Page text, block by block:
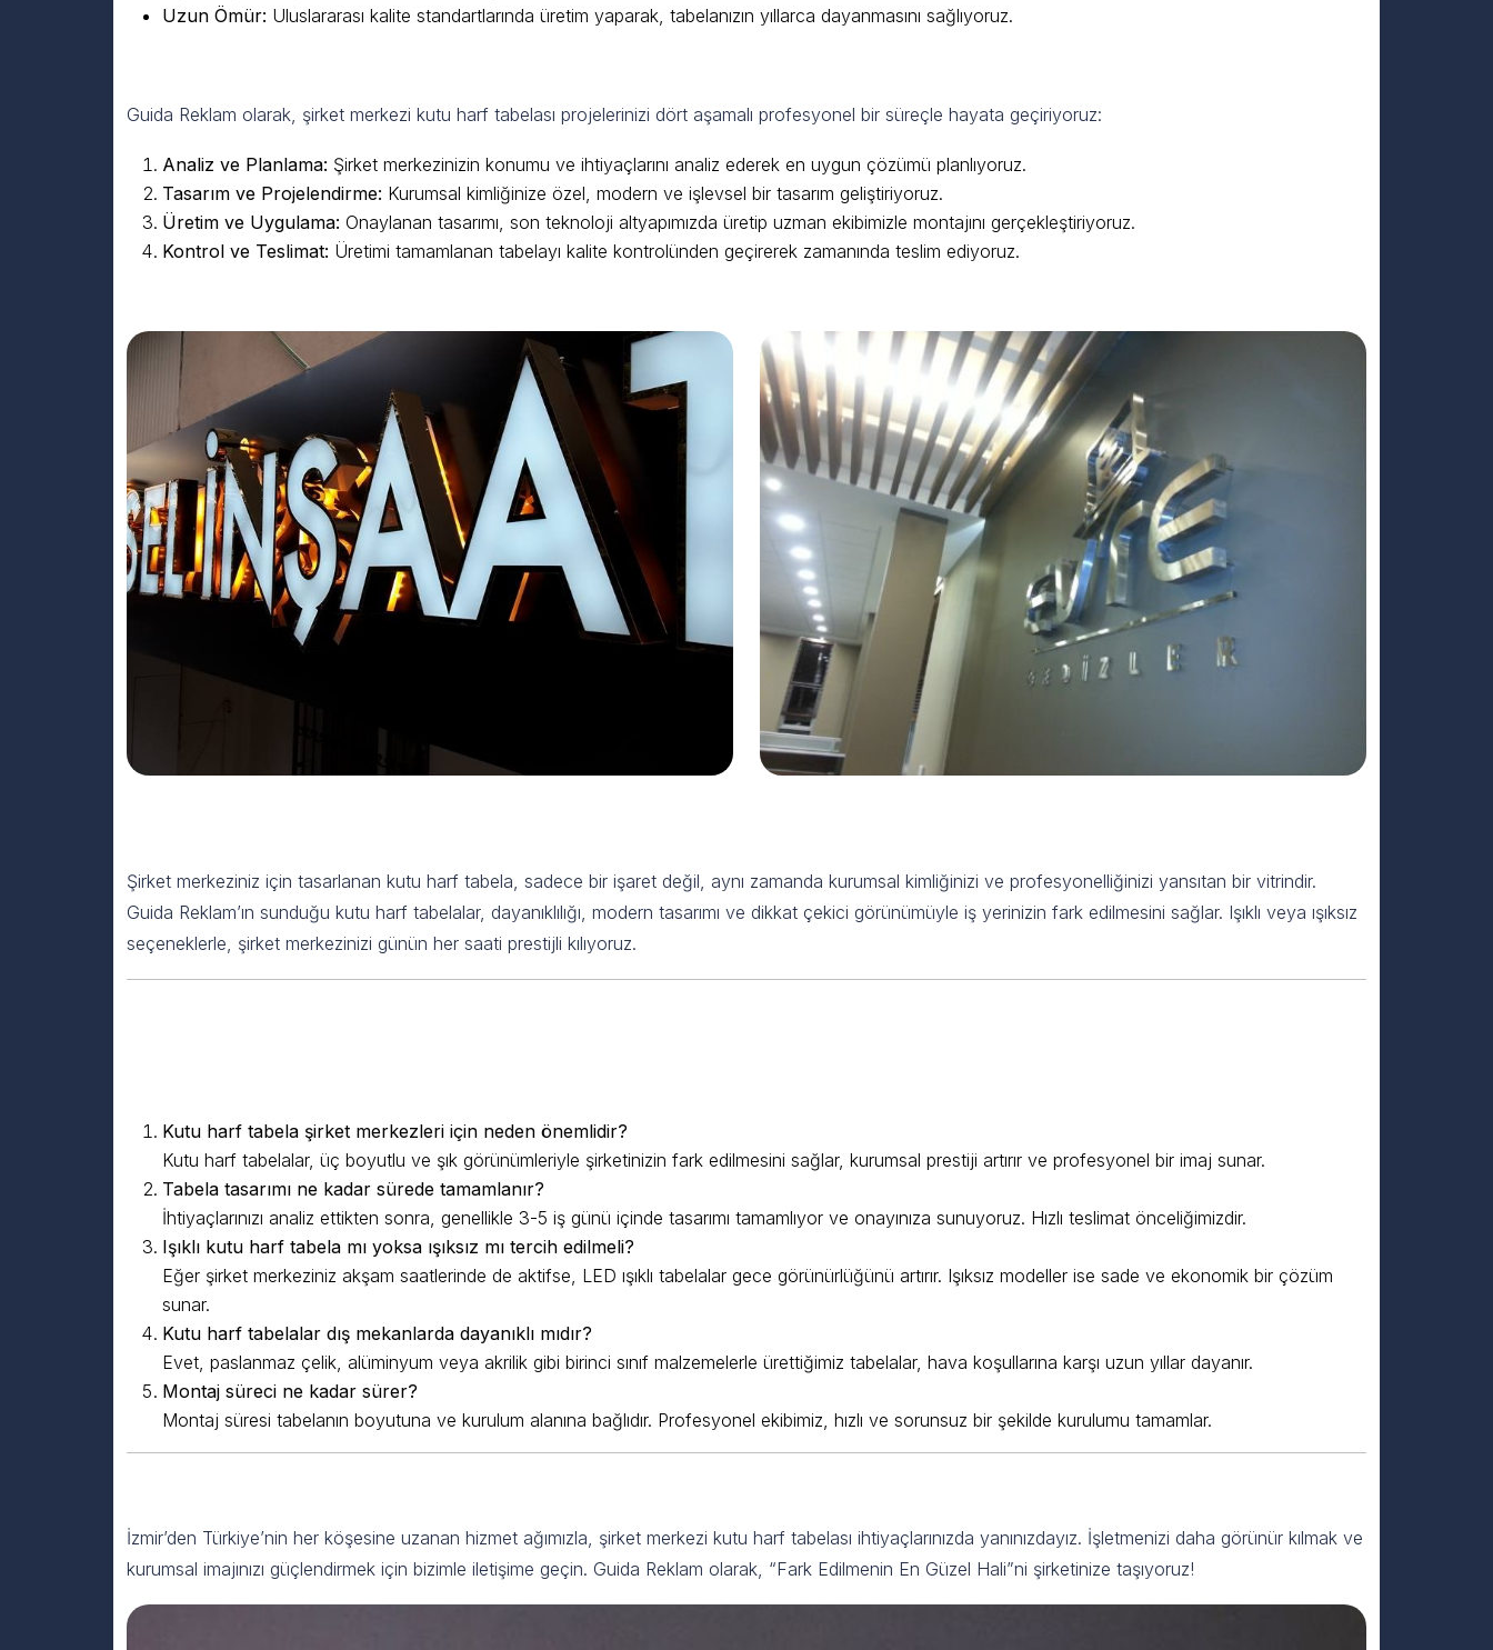
Uzun Ömür: Uluslararası kalite standartlarında üretim yaparak, tabelanızın yıllarca dayanmasını sağlıyoruz.
Guida Reklam olarak, şirket merkezi kutu harf tabelası projelerinizi dört aşamalı profesyonel bir süreçle hayata geçiriyoruz:
Analiz ve Planlama: Şirket merkezinizin konumu ve ihtiyaçlarını analiz ederek en uygun çözümü planlıyoruz.
Tasarım ve Projelendirme: Kurumsal kimliğinize özel, modern ve işlevsel bir tasarım geliştiriyoruz.
Üretim ve Uygulama: Onaylanan tasarımı, son teknoloji altyapımızda üretip uzman ekibimizle montajını gerçekleştiriyoruz.
Kontrol ve Teslimat: Üretimi tamamlanan tabelayı kalite kontrolünden geçirerek zamanında teslim ediyoruz.
Şirket merkeziniz için tasarlanan kutu harf tabela, sadece bir işaret değil, aynı zamanda kurumsal kimliğinizi ve profesyonelliğinizi yansıtan bir vitrindir.
Guida Reklam’ın sunduğu kutu harf tabelalar, dayanıklılığı, modern tasarımı ve dikkat çekici görünümüyle iş yerinizin fark edilmesini sağlar. Işıklı veya ışıksız
seçeneklerle, şirket merkezinizi günün her saati prestijli kılıyoruz.
Kutu harf tabela şirket merkezleri için neden önemlidir?
Kutu harf tabelalar, üç boyutlu ve şık görünümleriyle şirketinizin fark edilmesini sağlar, kurumsal prestiji artırır ve profesyonel bir imaj sunar.
Tabela tasarımı ne kadar sürede tamamlanır?
İhtiyaçlarınızı analiz ettikten sonra, genellikle 3-5 iş günü içinde tasarımı tamamlıyor ve onayınıza sunuyoruz. Hızlı teslimat önceliğimizdir.
Işıklı kutu harf tabela mı yoksa ışıksız mı tercih edilmeli?
Eğer şirket merkeziniz akşam saatlerinde de aktifse, LED ışıklı tabelalar gece görünürlüğünü artırır. Işıksız modeller ise sade ve ekonomik bir çözüm
sunar.
Kutu harf tabelalar dış mekanlarda dayanıklı mıdır?
Evet, paslanmaz çelik, alüminyum veya akrilik gibi birinci sınıf malzemelerle ürettiğimiz tabelalar, hava koşullarına karşı uzun yıllar dayanır.
Montaj süreci ne kadar sürer?
Montaj süresi tabelanın boyutuna ve kurulum alanına bağlıdır. Profesyonel ekibimiz, hızlı ve sorunsuz bir şekilde kurulumu tamamlar.
İzmir’den Türkiye’nin her köşesine uzanan hizmet ağımızla, şirket merkezi kutu harf tabelası ihtiyaçlarınızda yanınızdayız. İşletmenizi daha görünür kılmak ve
kurumsal imajınızı güçlendirmek için bizimle iletişime geçin. Guida Reklam olarak, “Fark Edilmenin En Güzel Hali”ni şirketinize taşıyoruz!